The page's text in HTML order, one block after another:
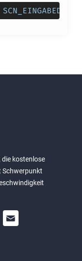
kostenlose
Schwerpunkt